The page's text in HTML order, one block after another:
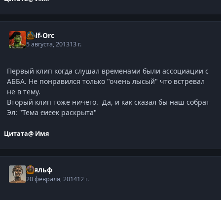
Half-Orc
5 августа, 201313 г.
Первый клип когда слушал временами были ассоциации с
АББА. Не понравился только "очень лысый" что встревал
не в тему.
Вторый клип тоже ничего. Да, и как сказал бы наш собрат
Эл: "Тема сисек раскрыта"
Цитата@ Имя
Тьяльф
20 февраля, 201412 г.